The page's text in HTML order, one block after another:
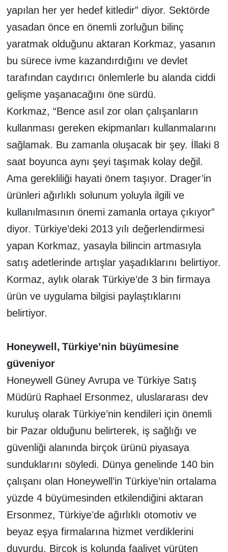
yapılan her yer hedef kitledir” diyor. Sektörde
yasadan önce en önemli zorluğun bilinç
yaratmak olduğunu aktaran Korkmaz, yasanın
bu sürece ivme kazandırdığını ve devlet
tarafından caydırıcı önlemlerle bu alanda ciddi
gelişme yaşanacağını öne sürdü.
Korkmaz, “Bence asıl zor olan çalışanların
kullanması gereken ekipmanları kullanmalarını
sağlamak. Bu zamanla oluşacak bir şey. İllaki 8
saat boyunca aynı şeyi taşımak kolay değil.
Ama gerekliliği hayati önem taşıyor. Drager’in
ürünleri ağırlıklı solunum yoluyla ilgili ve
kullanılmasının önemi zamanla ortaya çıkıyor”
diyor. Türkiye’deki 2013 yılı değerlendirmesi
yapan Korkmaz, yasayla bilincin artmasıyla
satış adetlerinde artışlar yaşadıklarını belirtiyor.
Kormaz, aylık olarak Türkiye’de 3 bin firmaya
ürün ve uygulama bilgisi paylaştıklarını
belirtiyor.
Honeywell, Türkiye’nin büyümesine
güveniyor
Honeywell Güney Avrupa ve Türkiye Satış
Müdürü Raphael Ersonmez, uluslararası dev
kuruluş olarak Türkiye’nin kendileri için önemli
bir Pazar olduğunu belirterek, iş sağlığı ve
güvenliği alanında birçok ürünü piyasaya
sunduklarını söyledi. Dünya genelinde 140 bin
çalışanı olan Honeywell’in Türkiye’nin ortalama
yüzde 4 büyümesinden etkilendiğini aktaran
Ersonmez, Türkiye’de ağırlıklı otomotiv ve
beyaz eşya firmalarına hizmet verdiklerini
duyurdu. Birçok iş kolunda faaliyet yürüten